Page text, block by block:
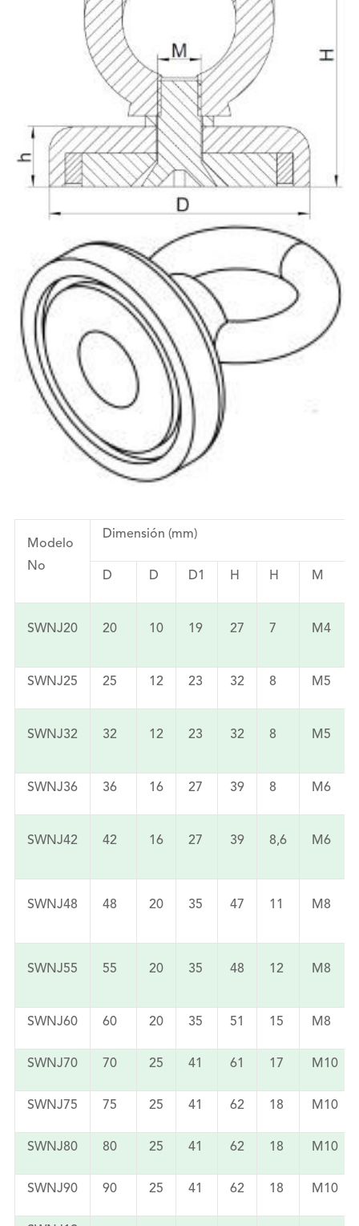
Modelo
No
Dimensión (mm)
D D D1 H H M
SWNJ20 20 10 19 27 7 M4
SWNJ25 25 12 23 32 8 M5
SWNJ32 32 12 23 32 8 M5
SWNJ36 36 16 27 39 8 M6
SWNJ42 42 16 27 39 8,6 M6
SWNJ48 48 20 35 47 11 M8
SWNJ55 55 20 35 48 12 M8
SWNJ60 60 20 35 51 15 M8
SWNJ70 70 25 41 61 17 M10
SWNJ75 75 25 41 62 18 M10
SWNJ80 80 25 41 62 18 M10
SWNJ90 90 25 41 62 18 M10